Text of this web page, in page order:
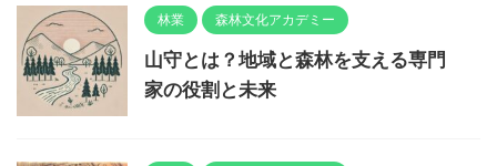
林業 森林文化アカデミー
山守とは？地域と森林を支える専門
家の役割と未来